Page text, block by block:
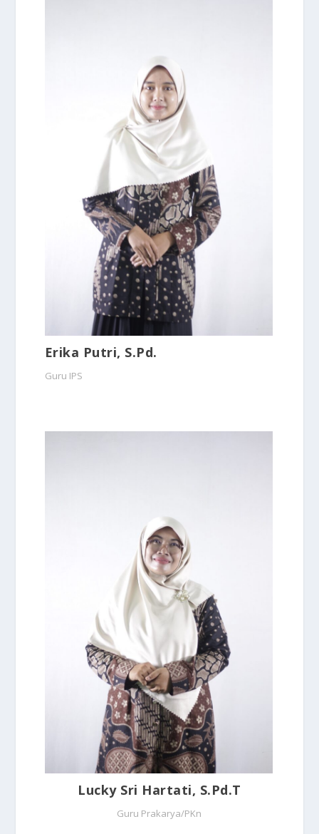
Erika Putri, S.Pd.
Guru IPS
Lucky Sri Hartati, S.Pd.T
Guru Prakarya/PKn